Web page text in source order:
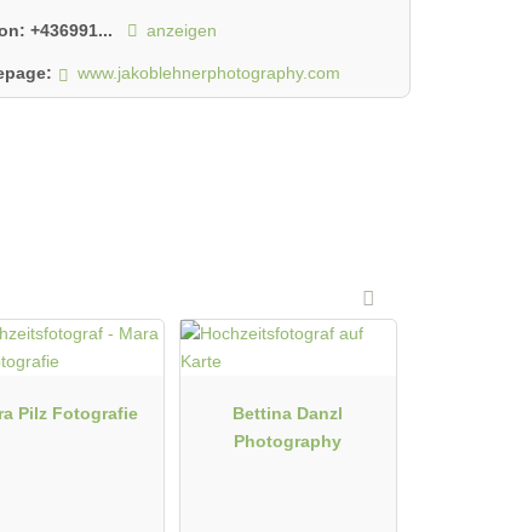
+436991... anzeigen
www.jakoblehnerphotography.com
Pilz Fotografie
Bettina Danzl
Photography